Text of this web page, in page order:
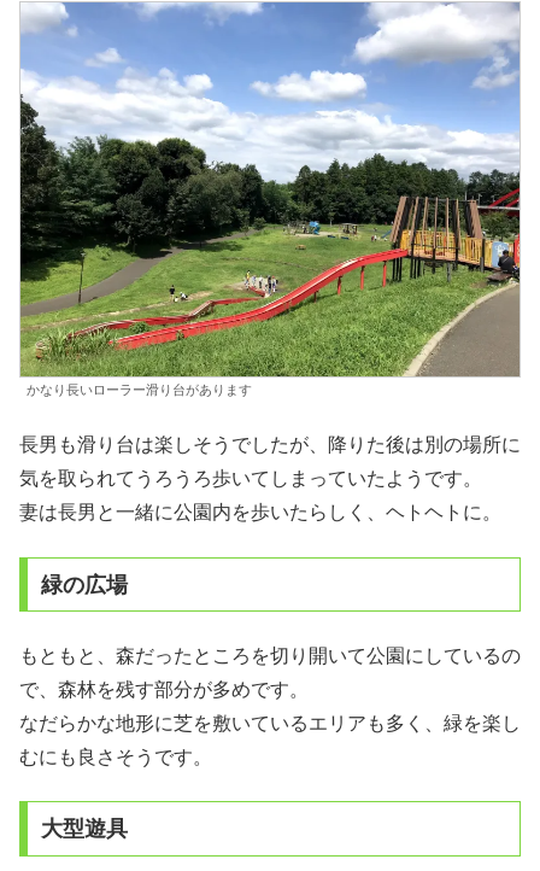
かなり長いローラー滑り台があります
長男も滑り台は楽しそうでしたが、降りた後は別の場所に
気を取られてうろうろ歩いてしまっていたようです。
妻は長男と一緒に公園内を歩いたらしく、ヘトヘトに。
緑の広場
もともと、森だったところを切り開いて公園にしているの
で、森林を残す部分が多めです。
なだらかな地形に芝を敷いているエリアも多く、緑を楽し
むにも良さそうです。
大型遊具